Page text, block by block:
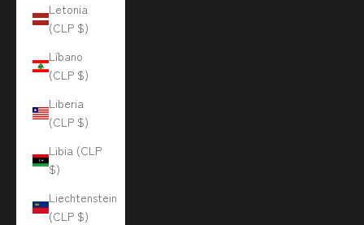
Letonia
(CLP $)
Líbano
(CLP $)
Liberia
(CLP $)
Libia (CLP
$)
Liechtenstein
(CLP $)